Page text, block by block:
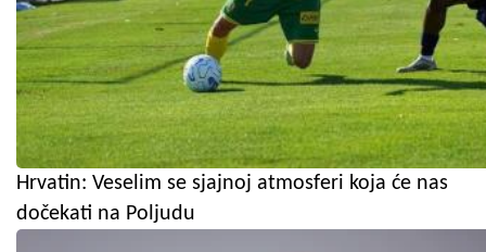
Hrvatin: Veselim se sjajnoj atmosferi koja će nas
dočekati na Poljudu